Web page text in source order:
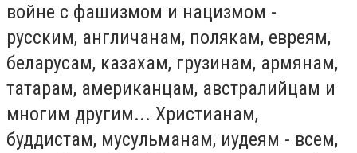
войне с фашизмом и нацизмом -
русским, англичанам, полякам, евреям,
беларусам, казахам, грузинам, армянам,
татарам, американцам, австралийцам и
многим другим... Христианам,
буддистам, мусульманам, иудеям - всем,